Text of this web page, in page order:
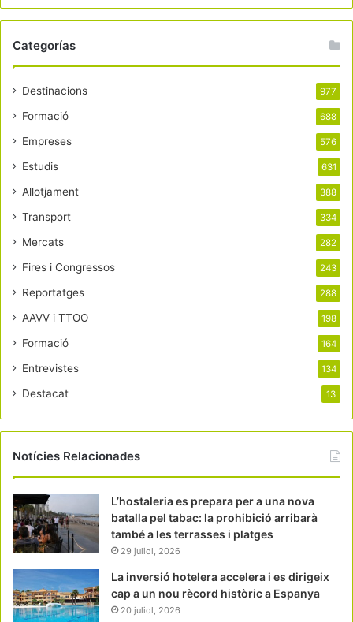
Categorías
Destinacions 977
Formació 688
Empreses 576
Estudis 631
Allotjament 388
Transport 334
Mercats 282
Fires i Congressos 243
Reportatges 288
AAVV i TTOO 198
Formació 164
Entrevistes 134
Destacat 13
Notícies Relacionades
L’hostaleria es prepara per a una nova
batalla pel tabac: la prohibició arribarà
també a les terrasses i platges
29 juliol, 2026
La inversió hotelera accelera i es dirigeix
cap a un nou rècord històric a Espanya
20 juliol, 2026